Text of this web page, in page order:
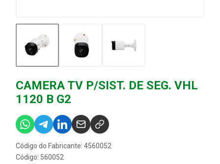
CAMERA TV P/SIST. DE SEG. VHL
1120 B G2
Código do Fabricante: 4560052
Código: 560052